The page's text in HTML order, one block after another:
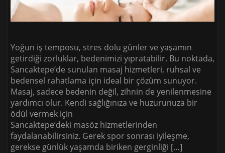
Yoğun iş temposu, stres dolu günler ve yaşamın
getirdiği zorluklar, bedenimizi yıpratabilir. Bu noktada,
Sancaktepe’de sunulan masaj hizmetleri, ruhsal ve
bedensel rahatlama için ideal bir çözüm sunuyor.
Masaj, sadece bedenin değil, zihnin de yenilenmesine
yardımcı olur. Kendi sağlığınıza ve huzurunuza bir
ödül vermek için
Sancaktepe’deki masöz hizmetlerinden
faydalanabilirsiniz. Gerek spor sonrası iyileşme,
gerekse günlük yaşamda biriken gerginliği […]